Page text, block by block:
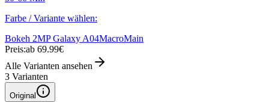
Farbe / Variante wählen:
Bokeh 2MP Galaxy A04MacroMain
Preis:ab 69.99€
Alle Varianten ansehen
3 Varianten
Original